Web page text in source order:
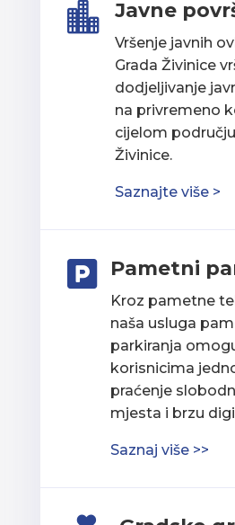
 Javne
Vršenje javnih
Grada Živinice
dodjeljivanje
na privremeno
cijelom
Živinice.
Saznajte više >
 Pametni
Kroz pametne
naša usluga
parkiranja
korisnicima
praćenje
mjesta i brzu
Saznaj više >>